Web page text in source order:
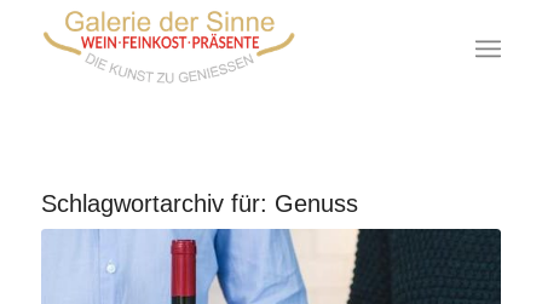
Schlagwortarchiv für: Genuss